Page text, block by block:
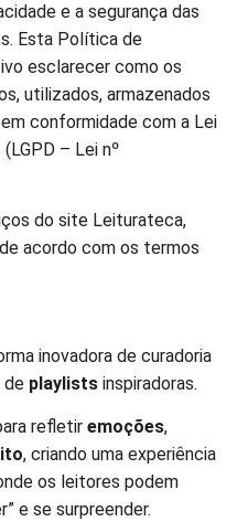
e a segurança das
Esta Política de
esclarecer como os
utilizados, armazenados
conformidade com a Lei
– Lei nº
do site Leiturateca,
acordo com os termos
inovadora de curadoria
de playlists inspiradoras.
refletir emoções,
, criando uma experiência
os leitores podem
e se surpreender.